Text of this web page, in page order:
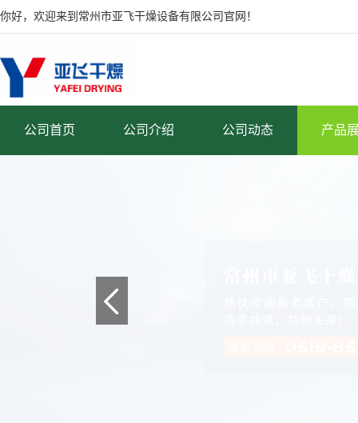
你好，欢迎来到常州市亚飞干燥设备有限公司官网！
公司首页 公司介绍 公司动态 产品